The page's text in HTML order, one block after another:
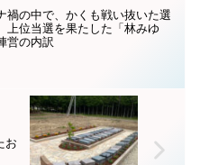
禍の中で、かくも戦い抜いた選
上位当選を果たした「林みゆ
営の内訳
お